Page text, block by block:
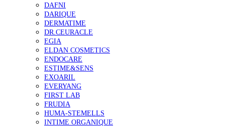
DAFNI
DARIQUE
DERMATIME
DR.CEURACLE
EGIA
ELDAN COSMETICS
ENDOCARE
ESTIME&SENS
EXOARIL
EVERYANG
FIRST LAB
FRUDIA
HUMA-STEMELLS
INTIME ORGANIQUE